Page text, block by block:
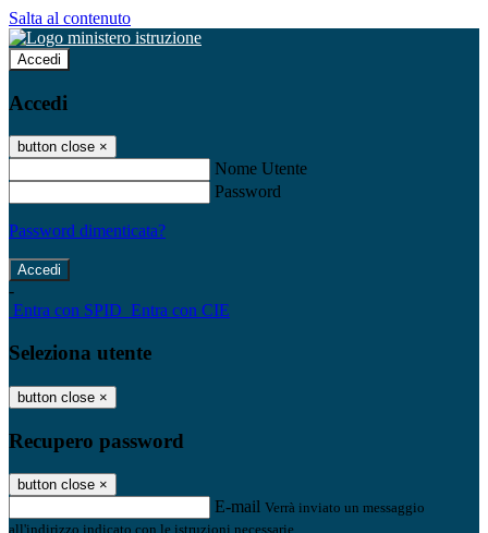
Salta al contenuto
Accedi
Accedi
button close ×
Nome Utente
Password
Password dimenticata?
-
Entra con SPID Entra con CIE
Seleziona utente
button close ×
Recupero password
button close ×
E-mail Verrà inviato un messaggio
all'indirizzo indicato con le istruzioni necessarie.